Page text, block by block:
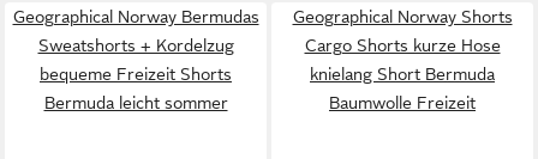
Geographical Norway Bermudas
Sweatshorts + Kordelzug
bequeme Freizeit Shorts
Bermuda leicht sommer
Geographical Norway Shorts
Cargo Shorts kurze Hose
knielang Short Bermuda
Baumwolle Freizeit